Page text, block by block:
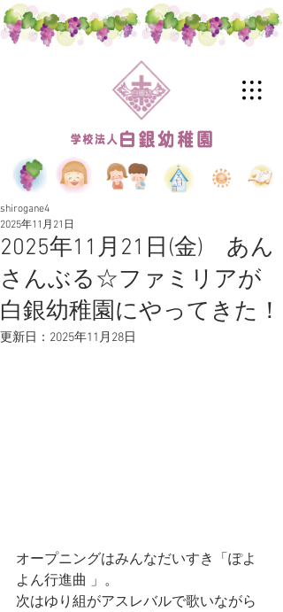
2025年11月21日(金) あん
さんぶる☆ファミリアが
白銀幼稚園にやってきた！
shirogane4
2025年11月21日
更新日： 2025年11月28日
オープニングはみんなだいすき「ぽよ
よん行進曲 」。
次はゆり組がアスレバルで歌いながら